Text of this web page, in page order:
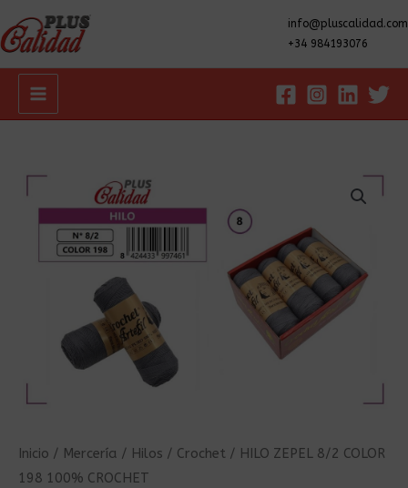
info@pluscalidad.com
+34 984193076
Main
Inicio / Mercería / Hilos / Crochet / HILO ZEPEL 8/2 COLOR
198 100% CROCHET